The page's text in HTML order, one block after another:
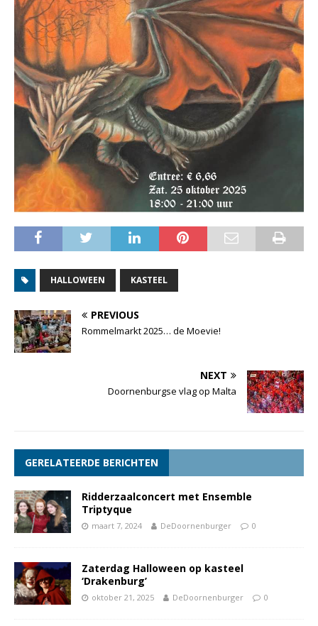
HALLOWEEN KASTEEL
PREVIOUS
Rommelmarkt 2025… de Moevie!
NEXT
Doornenburgse vlag op Malta
GERELATEERDE BERICHTEN
Ridderzaalconcert met Ensemble
Triptyque
maart 7, 2024 DeDoornenburger 0
Zaterdag Halloween op kasteel
‘Drakenburg’
oktober 21, 2025 DeDoornenburger 0